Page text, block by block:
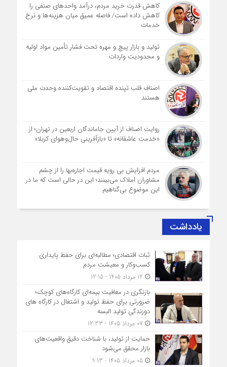
کاهش قدرت خرید مردم، درآمد واحدهای صنفی را
کاهش داده است/ فاصله عمیق میان هزینه‌ها و نرخ
خدمات
تولید و بازار پیچ و مهره تحت فشار تأمین مواد اولیه
و محدودیت واردات
اصناف قلب تپنده اقتصاد و تقویت‌کننده وحدت ملی
هستند
روایت اصناف از آیین جاماندگان اربعین در تهران؛ از
«خدمت عاشقانه» تا «بازآفرینی حال‌وهوای کربلا»
مردم افزایش بی رویه قیمت اجاره‌بها را از چشم
مشاوران املاک می‌بینند؛ این در حالی است که ما در
این موضوع بی‌گناهیم
یادداشت
ثبات اقتصادی؛ مطالبه‌ای برای حفظ پایداری
کسب‌وکار و معیشت مردم
بازنگری در معافیت بیمه‌ای کارگاه‌های کوچک؛
ضرورتی برای حفظ تولید و اشتغال در کارگاه های
دوزندگی تولید البسه
حمایت از تولید، با شناخت دقیق واقعیت‌های
بازار محقق می‌شود
05 مرداد 1405 - 9:13